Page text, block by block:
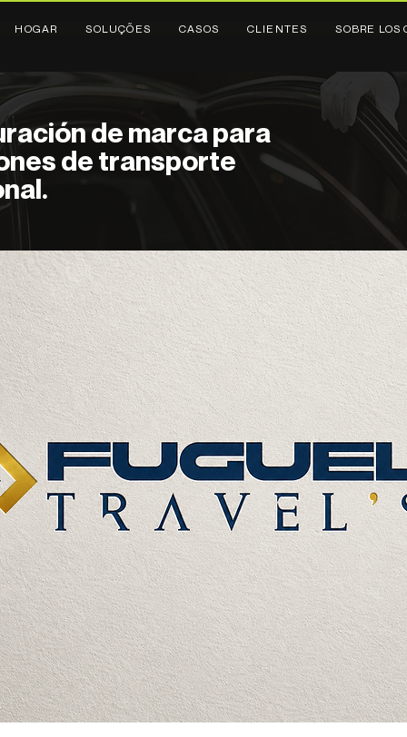
HOGAR SOLUÇÕES CASOS CLIENTES SOBRE LOS
de marca para
de transporte